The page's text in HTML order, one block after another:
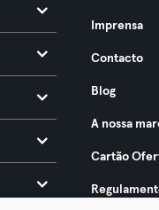
Imprensa
Contacto
Blog
A nossa
Cartão